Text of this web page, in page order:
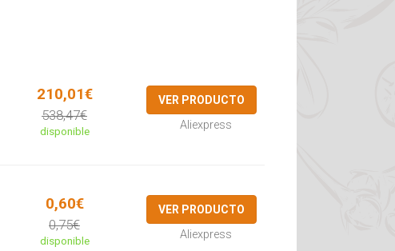
210,01€
538,47€
disponible
VER PRODUCTO
Aliexpress
0,60€
0,75€
disponible
VER PRODUCTO
Aliexpress